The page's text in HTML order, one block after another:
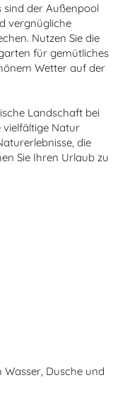
sind der Außenpool
vergnügliche
Nutzen Sie die
für gemütliches
Wetter auf der
Landschaft bei
vielfältige Natur
die
Sie Ihren Urlaub zu
Dusche und